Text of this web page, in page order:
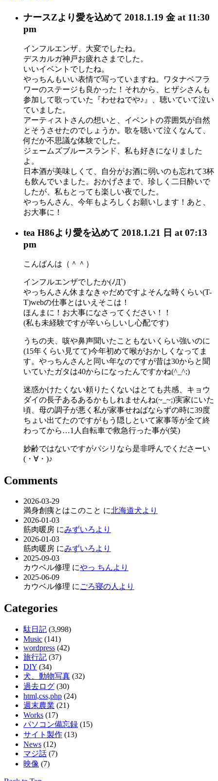
ナースZより愛を込めて 2018.1.19 金 at 11:30
pm
インフルエンザ、大変でしたね。
デスカルガ神戸お疲れさまでした。
いいイベントでしたね。
やっちんもいい表情で写っていますね。ワタナベフラ
ワーのステージも良かった！それから、ヒザシさんも
参加して歌っていた『わせねでや♪』、聴いていて泣い
ていました。
アーティストさんの想いと、イベントの雰囲気が自然
とそうさせたのでしょうか。歌を聴いて泣くなんて、
何だか不思議な体験でした。
ジェームズブルースランド、私も好きになりました
よ。
日本酒が美味しくて、自分がお酒に弱いのも忘れて3杯
も飲んでいました。おかげさまで、珍しく二日酔いで
したが、私もとっても楽しい夜でした。
やっちんさん、今年もよろしくお願いします！あと、
お大事に！
tea H86より愛を込めて 2018.1.21 日 at 07:13
pm
こんばんは（＾＾）
インフルエンザでしたか(ﾉД`)
やっちんさん休まなきゃだめですよそんな時くらい(T-
T)webの仕事とはいえそこは！
ほんまに！お大事になさってください！！
(私も未経験ですが辛いらしいし心配です)
うちの夫、咳や鼻声聞いたこともないくらい強いのに
(15年くらい見てて)今年初めて喉がおかしくなってま
す。やっちんさんと同い年なのですが昔は30からと聞
いていたガタは40からになったんですかね(^_^;)
迷惑かけたくない頼りたくないはとても共感、キョウ
ダイの長子あるあるかもしれませんね(~_~;)実家にいた
頃、母の調子が悪く私が家事せねばならずの時に39度
ちょい出てたのですがもう隠しといて家事等が全て終
わってから…1人自転車で救急行った事が(笑)
妙齢ではないですがパシリなら是非呼んでくださーい
(・∀・)♪
Comments
2026-03-29
満身創痍とはこのこと に北海道犬より
2026-01-03
筋肉暖房 にみずいろより
2026-01-03
筋肉暖房 にみずいろより
2025-09-03
カウベル修理 にやっ ちんより
2025-06-09
カウベル修理 に ごろ寝の人より
Categories
駄日記 (3,998)
Music (141)
wordpress (42)
旅行記 (37)
DIY (34)
犬、動物写真 (32)
過去ログ (30)
html,css,php (24)
週末農業 (21)
Works (17)
パソコン備忘録 (15)
サイト製作 (13)
News (12)
マジ話 (7)
映像 (7)